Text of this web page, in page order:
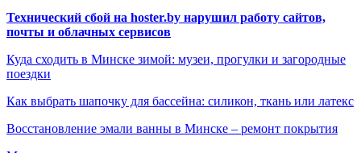
Технический сбой на hoster.by нарушил работу сайтов,
почты и облачных сервисов
Куда сходить в Минске зимой: музеи, прогулки и загородные
поездки
Как выбрать шапочку для бассейна: силикон, ткань или латекс
Восстановление эмали ванны в Минске – ремонт покрытия